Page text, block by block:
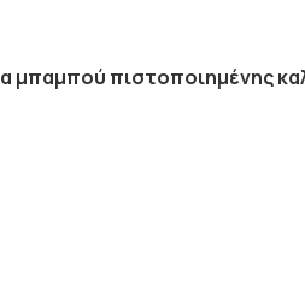
πιστοποιημένης